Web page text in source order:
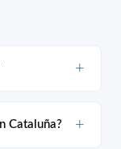
Cataluña?